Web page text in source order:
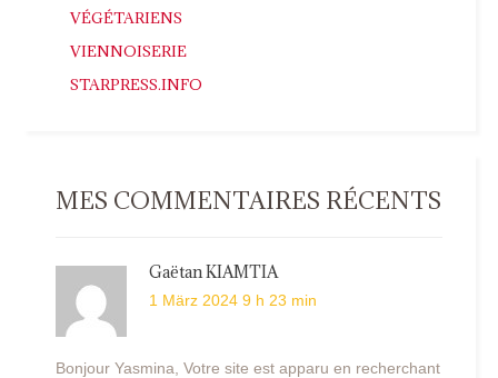
VÉGÉTARIENS
VIENNOISERIE
STARPRESS.INFO
MES COMMENTAIRES RÉCENTS
Gaëtan KIAMTIA
1 März 2024 9 h 23 min
Bonjour Yasmina, Votre site est apparu en recherchant